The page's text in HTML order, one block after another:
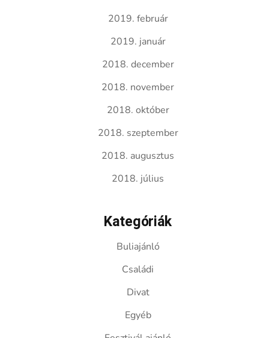
2019. február
2019. január
2018. december
2018. november
2018. október
2018. szeptember
2018. augusztus
2018. július
Kategóriák
Buliajánló
Családi
Divat
Egyéb